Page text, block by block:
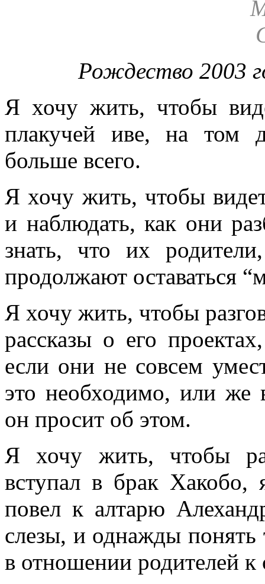
Рождество 2003
Я хочу жить, чтобы
плакучей иве, на том
больше всего.
Я хочу жить, чтобы
и наблюдать, как они
знать, что их
продолжают оставаться
Я хочу жить, чтобы
рассказы о его
если они не совсем
это необходимо, или же
он просит об этом.
Я хочу жить, чтобы
вступал в брак Хакобо,
повел к алтарю
слезы, и однажды понять
в отношении родителей